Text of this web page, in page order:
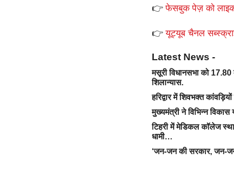
👉फेसबुक पेज़ को
👉यूट्यूब चैनल
Latest News -
मसूरी विधानसभा को 17.80
शिलान्यास.
हरिद्वार में शिवभक्त
मुख्यमंत्री ने विभिन्न
टिहरी में मेडिकल कॉलेज
धामी…
‘जन-जन की सरकार, जन-जन